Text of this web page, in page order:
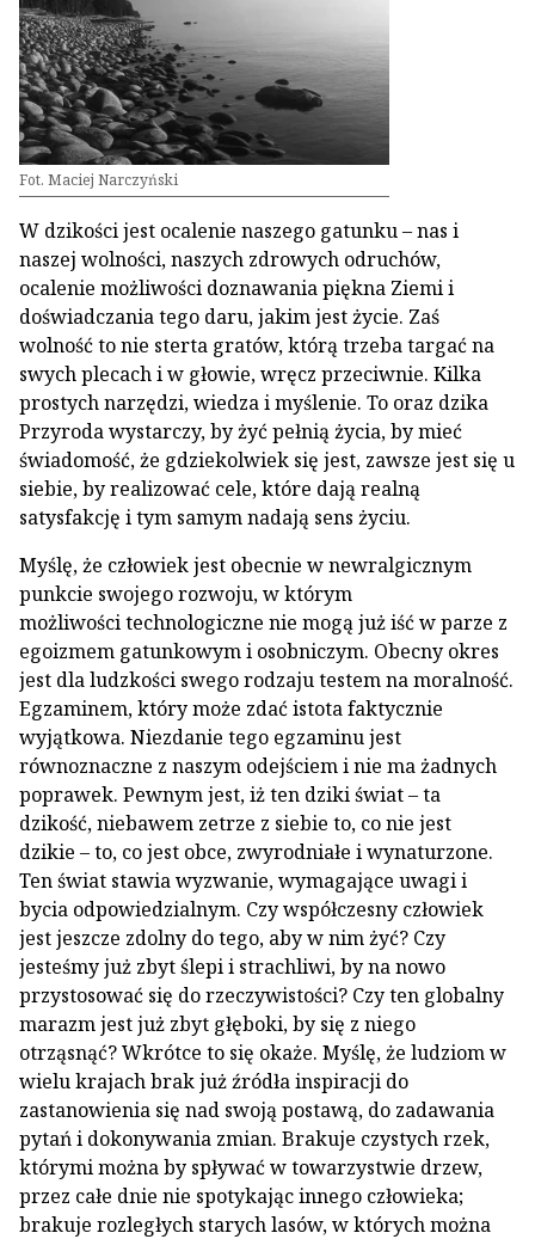
Fot. Maciej Narczyński
W dzikości jest ocalenie naszego gatunku – nas i
naszej wolności, naszych zdrowych odruchów,
ocalenie możliwości doznawania piękna Ziemi i
doświadczania tego daru, jakim jest życie. Zaś
wolność to nie sterta gratów, którą trzeba targać na
swych plecach i w głowie, wręcz przeciwnie. Kilka
prostych narzędzi, wiedza i myślenie. To oraz dzika
Przyroda wystarczy, by żyć pełnią życia, by mieć
świadomość, że gdziekolwiek się jest, zawsze jest się u
siebie, by realizować cele, które dają realną
satysfakcję i tym samym nadają sens życiu.
Myślę, że człowiek jest obecnie w newralgicznym
punkcie swojego rozwoju, w którym
możliwości technologiczne nie mogą już iść w parze z
egoizmem gatunkowym i osobniczym. Obecny okres
jest dla ludzkości swego rodzaju testem na moralność.
Egzaminem, który może zdać istota faktycznie
wyjątkowa. Niezdanie tego egzaminu jest
równoznaczne z naszym odejściem i nie ma żadnych
poprawek. Pewnym jest, iż ten dziki świat – ta
dzikość, niebawem zetrze z siebie to, co nie jest
dzikie – to, co jest obce, zwyrodniałe i wynaturzone.
Ten świat stawia wyzwanie, wymagające uwagi i
bycia odpowiedzialnym. Czy współczesny człowiek
jest jeszcze zdolny do tego, aby w nim żyć? Czy
jesteśmy już zbyt ślepi i strachliwi, by na nowo
przystosować się do rzeczywistości? Czy ten globalny
marazm jest już zbyt głęboki, by się z niego
otrząsnąć? Wkrótce to się okaże. Myślę, że ludziom w
wielu krajach brak już źródła inspiracji do
zastanowienia się nad swoją postawą, do zadawania
pytań i dokonywania zmian. Brakuje czystych rzek,
którymi można by spływać w towarzystwie drzew,
przez całe dnie nie spotykając innego człowieka;
brakuje rozległych starych lasów, w których można